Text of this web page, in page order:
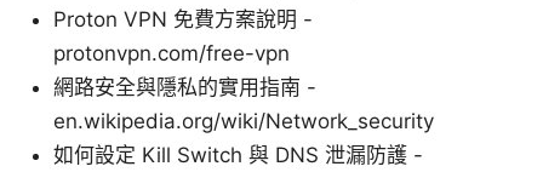
Proton VPN 免費方案說明 -
protonvpn.com/free-vpn
網路安全與隱私的實用指南 -
en.wikipedia.org/wiki/Network_security
如何設定 Kill Switch 與 DNS 泄漏防護 -